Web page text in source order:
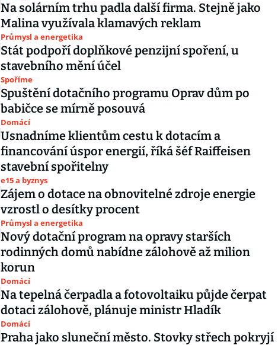
Na solárním trhu padla další firma. Stejně jako
Malina využívala klamavých reklam
Průmysl a energetika
Stát podpoří doplňkové penzijní spoření, u
stavebního mění účel
Spoříme
Spuštění dotačního programu Oprav dům po
babičce se mírně posouvá
Domácí
Usnadníme klientům cestu k dotacím a
financování úspor energií, říká šéf Raiffeisen
stavební spořitelny
e15 a byznys
Zájem o dotace na obnovitelné zdroje energie
vzrostl o desítky procent
Průmysl a energetika
Nový dotační program na opravy starších
rodinných domů nabídne zálohově až milion
korun
Domácí
Na tepelná čerpadla a fotovoltaiku půjde čerpat
dotaci zálohově, plánuje ministr Hladík
Domácí
Praha jako sluneční město. Stovky střech pokryjí